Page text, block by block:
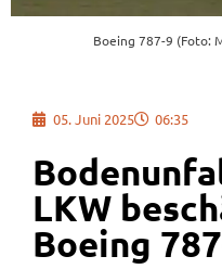
Boeing 787-9 (Foto:
05. Juni 2025 06:35
LKW
Boeing